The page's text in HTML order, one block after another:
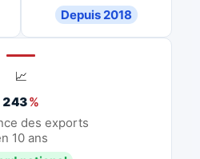
Depuis 2018
📈
243%
des exports
10 ans